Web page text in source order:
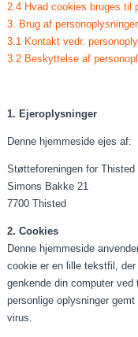
2.4 Hvad cookies bruges til
3. Brug af personoplysninger
3.1 Kontakt vedr.
3.2 Beskyttelse af
1. Ejeroplysninger
Denne hjemmeside ejes af:
Støtteforeningen for
Simons Bakke 21
7700 Thisted
2. Cookies
Denne hjemmeside
cookie er en lille tekstfil,
genkende din computer
personlige oplysninger
virus.